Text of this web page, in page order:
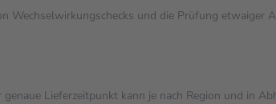
Wechselwirkungschecks und die Prüfung etwaiger
Lieferzeitpunkt kann je nach Region und in